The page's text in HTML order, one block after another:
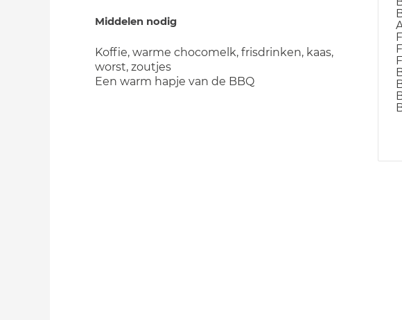
Middelen nodig
Koffie, warme chocomelk, frisdrinken, kaas,
worst, zoutjes
Een warm hapje van de BBQ